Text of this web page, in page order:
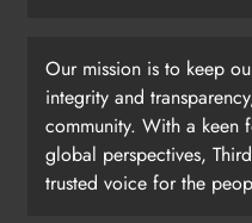
Our mission is to keep
integrity and
community. With a keen
global perspectives,
trusted voice for the